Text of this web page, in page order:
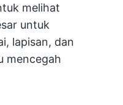
melihat
untuk
lapisan, dan
mencegah